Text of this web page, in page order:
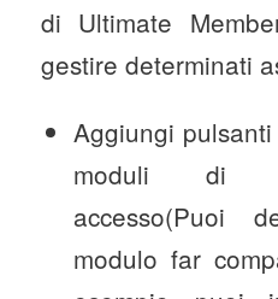
di Ultimate
gestire determinati
Aggiungi
moduli di
accesso(Puoi
modulo far